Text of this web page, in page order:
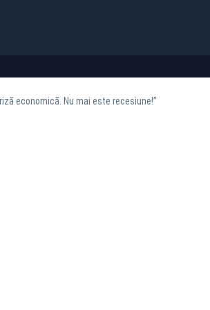
economică. Nu mai este recesiune!”